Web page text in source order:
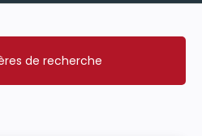
Vos critères de recherche
de recherche